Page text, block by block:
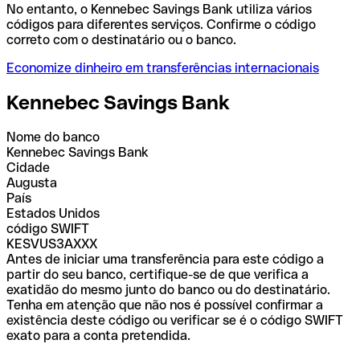
No entanto, o Kennebec Savings Bank utiliza vários
códigos para diferentes serviços. Confirme o código
correto com o destinatário ou o banco.
Economize dinheiro em transferências internacionais
Kennebec Savings Bank
Nome do banco
Kennebec Savings Bank
Cidade
Augusta
País
Estados Unidos
código SWIFT
KESVUS3AXXX
Antes de iniciar uma transferência para este código a
partir do seu banco, certifique-se de que verifica a
exatidão do mesmo junto do banco ou do destinatário.
Tenha em atenção que não nos é possível confirmar a
existência deste código ou verificar se é o código SWIFT
exato para a conta pretendida.